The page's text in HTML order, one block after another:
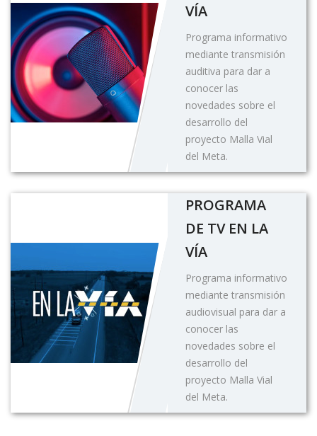
VÍA
Programa informativo
mediante transmisión
auditiva para dar a
conocer las
novedades sobre el
desarrollo del
proyecto Malla Vial
del Meta.
PROGRAMA
DE TV EN LA
VÍA
Programa informativo
mediante transmisión
audiovisual para dar a
conocer las
novedades sobre el
desarrollo del
proyecto Malla Vial
del Meta.